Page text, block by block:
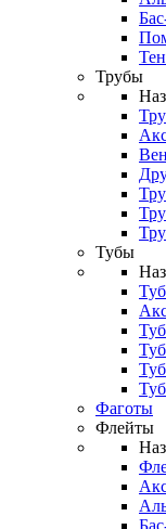
Трубы
Тубы
Фаготы
Флейты